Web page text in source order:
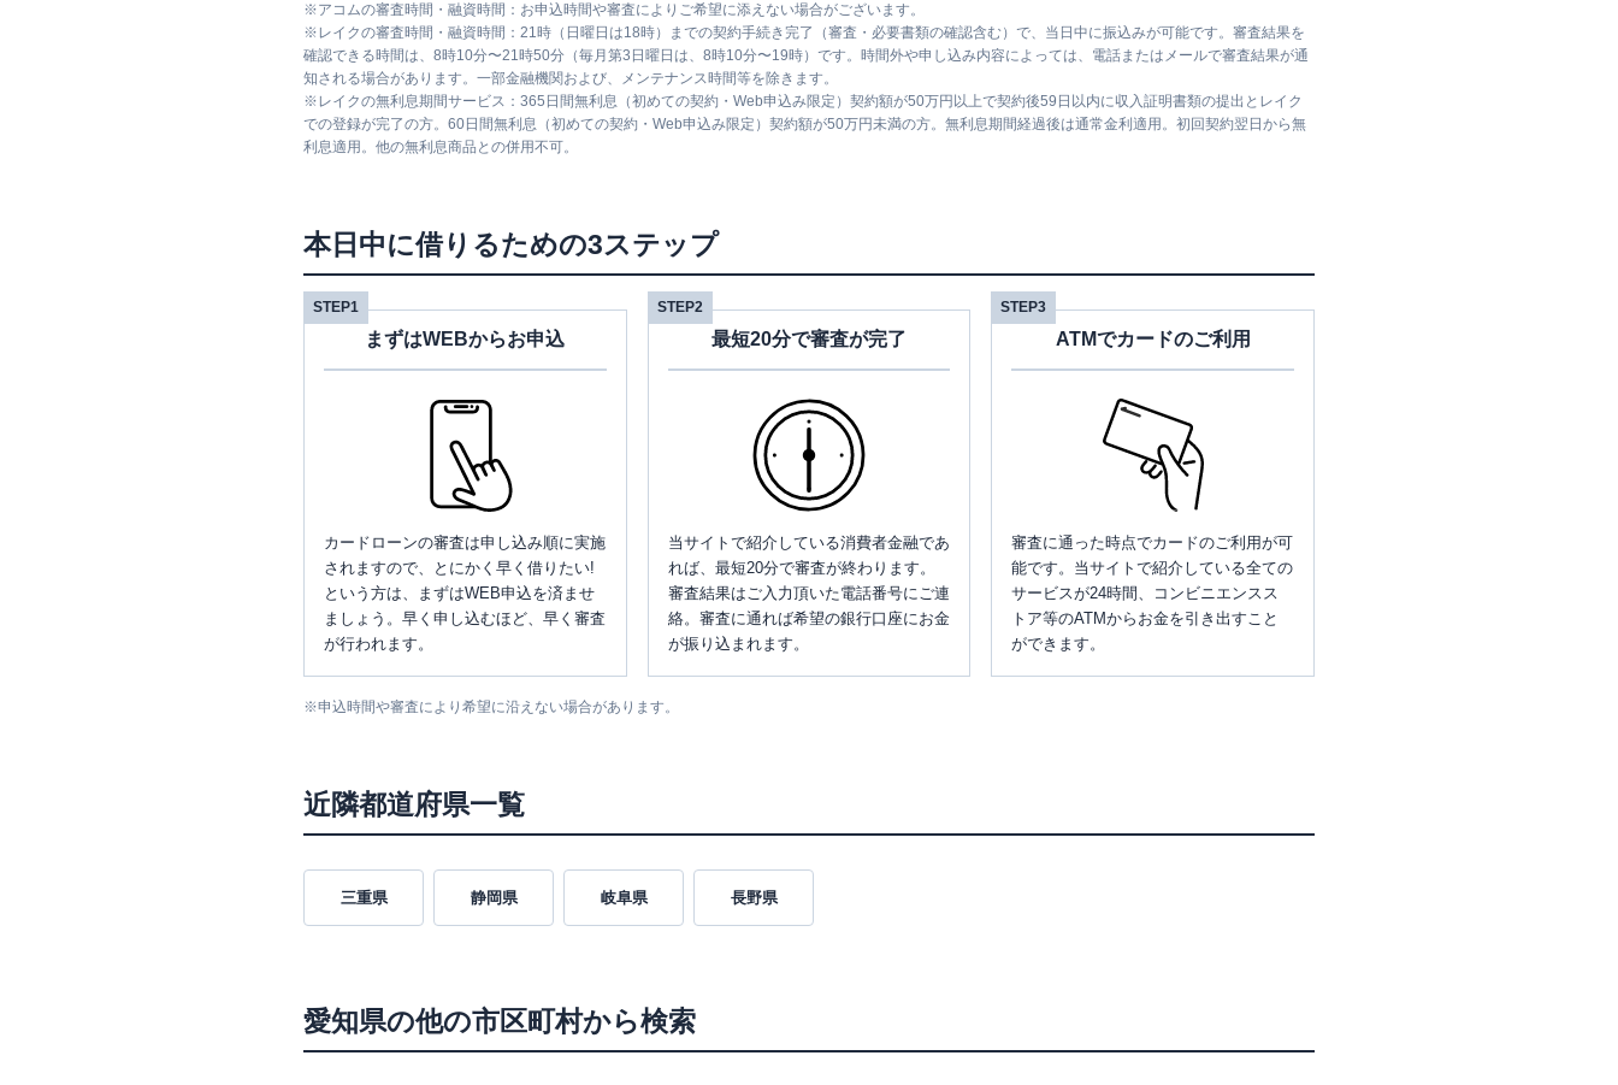
※アコムの審査時間・融資時間：お申込時間や審査によりご希望に添えない場合がございます。
※ レイクの審査時間・融資時間：21時（日曜日は18時）までの契約手続き完了（審査・必要書類の確認含む）で、当日中に振込みが可能です。審査結果を
確認できる時間は、8時10分〜21時50分（毎月第3日曜日は、8時10分〜19時）です。時間外や申し込み内容によっては、電話またはメールで審査結果が通
知される場合があります。一部金融機関および、メンテナンス時間等を除きます。
※ レイクの無利息期間サービス：365日間無利息（初めての契約・Web申込み限定）契約額が50万円以上で契約後59日以内に収入証明書類の提出とレイク
での登録が完了の方。60日間無利息（初めての契約・Web申込み限定）契約額が50万円未満の方。無利息期間経過後は通常金利適用。初回契約翌日から無
利息適用。他の無利息商品との併用不可。
本日中に借りるための3ステップ
STEP1
まずはWEBからお申込
カードローンの審査は申し込み順に実施
されますので、とにかく早く借りたい!
という方は、まずはWEB申込を済ませ
ましょう。早く申し込むほど、早く審査
が行われます。
STEP2
最短20分で審査が完了
当サイトで紹介している消費者金融であ
れば、最短20分で審査が終わります。
審査結果はご入力頂いた電話番号にご連
絡。審査に通れば希望の銀行口座にお金
が振り込まれます。
STEP3
ATMでカードのご利用
審査に通った時点でカードのご利用が可
能です。当サイトで紹介している全ての
サービスが24時間、コンビニエンスス
トア等のATMからお金を引き出すこと
ができます。
※申込時間や審査により希望に沿えない場合があります。
近隣都道府県一覧
三重県 静岡県 岐阜県 長野県
愛知県の他の市区町村から検索